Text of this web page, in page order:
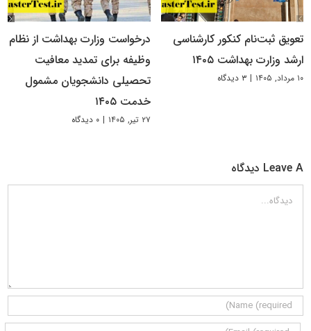
تعویق ثبت‌نام کنکور کارشناسی
ارشد وزارت بهداشت ۱۴۰۵
۱۰ مرداد, ۱۴۰۵ | ۳ دیدگاه
درخواست وزارت بهداشت از نظام
وظیفه برای تمدید معافیت
تحصیلی دانشجویان مشمول
خدمت ۱۴۰۵
۲۷ تیر, ۱۴۰۵ | ۰ دیدگاه
Leave A دیدگاه
دیدگاه